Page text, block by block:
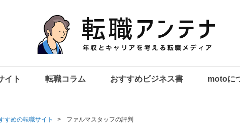
イト 転職コラム おすすめビジネス書 motoに
すめの転職サイト ファルマスタッフの評判